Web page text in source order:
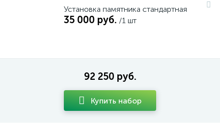
Установка памятника стандартная
35 000 руб. /1 шт
92 250 руб.
Купить набор